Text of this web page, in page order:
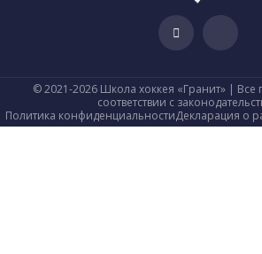
© 2021-2026 Школа хоккея «Гранит» | Все
соответствии с
Политика конфиденциальностиДекларация о